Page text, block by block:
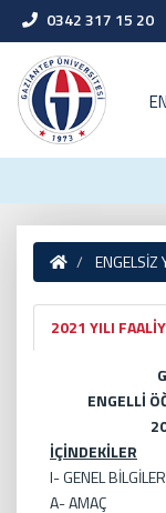
0342 317 15 20
ENGELSİZ
2021 YILI
ENGELLİ
İÇİNDEKİLER
I- GENEL BİLGİLER
A- AMAÇ